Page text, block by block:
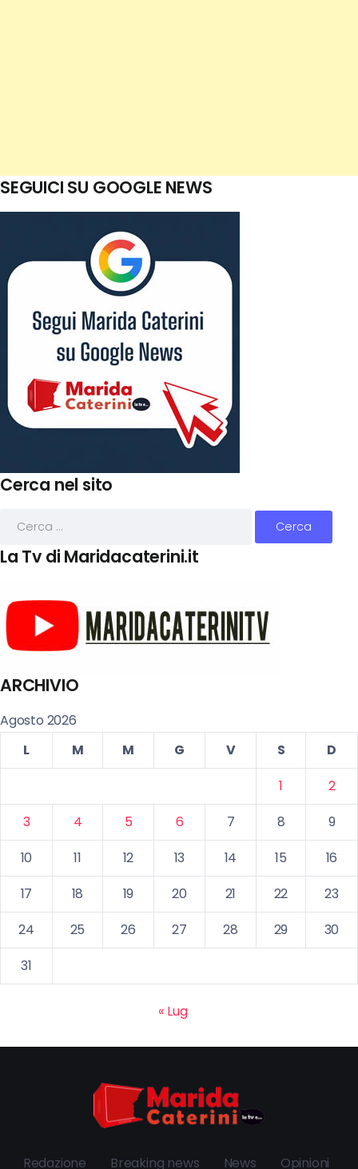
SEGUICI SU GOOGLE NEWS
Cerca nel sito
La Tv di Maridacaterini.it
ARCHIVIO
Agosto 2026
L
M M G V S
D
1
2
3
4 5 6 7 8
9
10
11 12 13 14 15
16
17
18 19 20 21 22
23
24
25 26 27 28 29
30
31
« Lug
Redazione Breaking news News Opinioni